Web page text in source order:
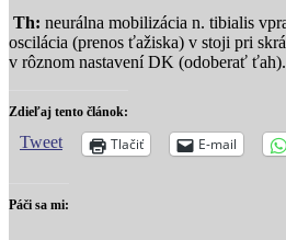
Th: neurálna mobilizácia n. tibialis
oscilácia (prenos ťažiska) v stoji pri
v rôznom nastavení DK (odoberať ťah).
Zdieľaj tento článok:
Tweet Tlačiť E-mail
Páči sa mi: